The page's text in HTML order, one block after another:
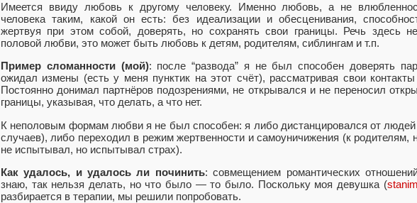
Имеется ввиду любовь к другому человеку. Именно любовь, а не
человека таким, какой он есть: без идеализации и обесценивания,
жертвуя при этом собой, доверять, но сохранять свои границы. Речь здесь
половой любви, это может быть любовь к детям, родителям, сиблингам и т.п.
Пример сломанности (мой): после “развода” я не был способен доверять
ожидал измены (есть у меня пунктик на этот счёт), рассматривая свои
Постоянно донимал партнёров подозрениями, не открывался и не переносил
границы, указывая, что делать, а что нет.
К неполовым формам любви я не был способен: я либо дистанцировался от
случаев), либо переходил в режим жертвенности и самоуничижения (к родителям,
не испытывал, но испытывал страх).
Как удалось, и удалось ли починить: совмещением романтических
знаю, так нельзя делать, но что было — то было. Поскольку моя девушка (
разбирается в терапии, мы решили попробовать.